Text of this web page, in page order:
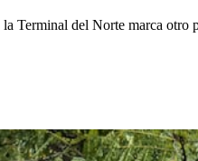
del Norte marca otro